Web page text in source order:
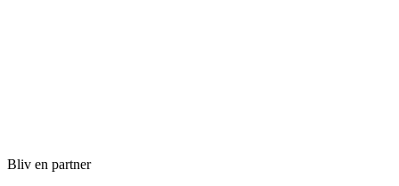
Bliv en partner